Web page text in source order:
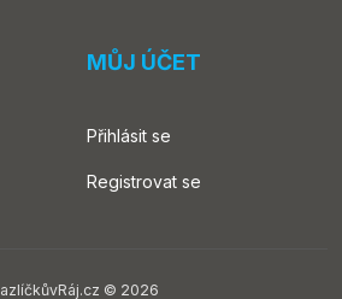
MŮJ ÚČET
Přihlásit se
Registrovat se
© 2026